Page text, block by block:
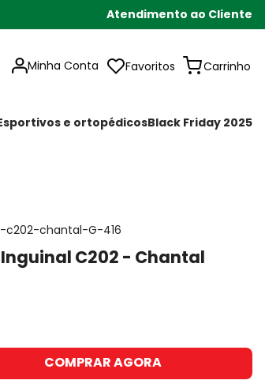
Atendimento ao Cliente
Minha Conta Favoritos
e ortopédicosBlack Friday 2025
chantal-G-416
C202 - Chantal
COMPRAR AGORA